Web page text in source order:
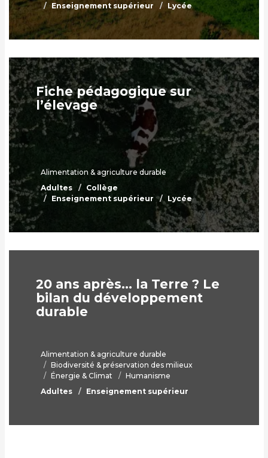
Enseignement supérieur
Lycée
Fiche pédagogique sur
l’élevage
Alimentation & agriculture durable
Adultes
Collège
Enseignement supérieur
Lycée
20 ans après… la Terre ? Le
bilan du développement
durable
Alimentation & agriculture durable
Biodiversité & préservation des milieux
Énergie & Climat
Humanisme
Adultes
Enseignement supérieur